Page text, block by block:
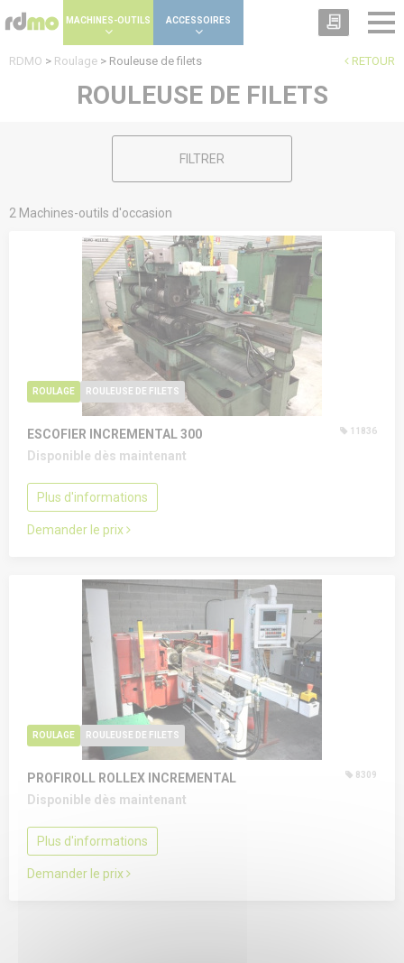
MACHINES-OUTILS ACCESSOIRES
RETOUR
RDMO > Roulage > Rouleuse de filets
ROULEUSE DE FILETS
FILTRER
2 Machines-outils d'occasion
ROULAGE ROULEUSE DE FILETS
ESCOFIER INCREMENTAL 300 11836
Disponible dès maintenant
Plus d'informations
Demander le prix
ROULAGE ROULEUSE DE FILETS
PROFIROLL ROLLEX INCREMENTAL 8309
Disponible dès maintenant
Plus d'informations
Demander le prix